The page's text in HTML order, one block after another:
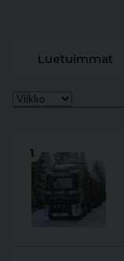
Luetuimmat
1